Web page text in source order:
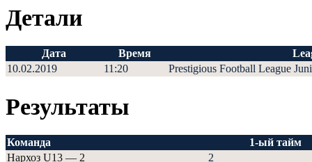
Детали
Дата Время
10.02.2019
11:20 Prestigious Football League
Результаты
Команда
1-ый тайм
Нархоз U13 — 2
2